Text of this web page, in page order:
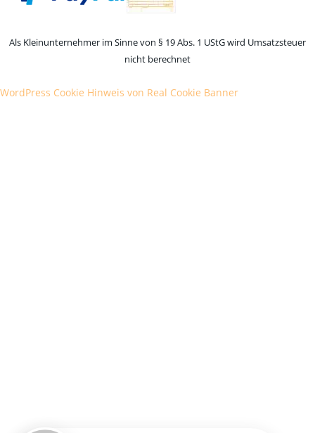
Als Kleinunternehmer im Sinne von § 19 Abs. 1 UStG wird Umsatzsteuer
nicht berechnet
WordPress Cookie Hinweis von Real Cookie Banner